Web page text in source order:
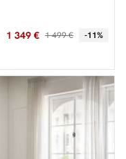
1 349 € 1 499 € -11%